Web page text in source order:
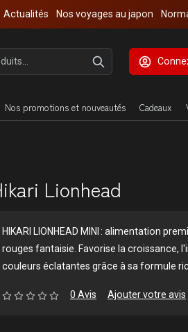
Actualités Nos voyages au japon
Nos promotions et nouveautés Cadeaux
Lionhead
HIKARI LIONHEAD MINI : alimentation
rouges fantaisie. Favorise la croissance,
couleurs éclatantes grâce à sa formule
0 Avis Ajouter votre avis